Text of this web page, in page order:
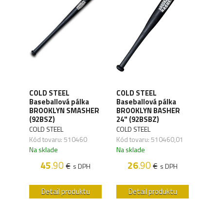
COLD STEEL
Baseballová pálka
BROOKLYN SMASHER
(92BSZ)
COLD STEEL
Kód tovaru: 510460
Na sklade
45.90€ s DPH
Detail produktu
COLD STEEL
Baseballová pálka
BROOKLYN BASHER
24" (92BSBZ)
COLD STEEL
Kód tovaru: 510460,01
Na sklade
26.90€ s DPH
Detail produktu